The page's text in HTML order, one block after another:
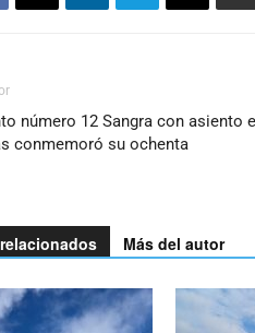
número 12 Sangra con asiento
conmemoró su ochenta
Más del autor